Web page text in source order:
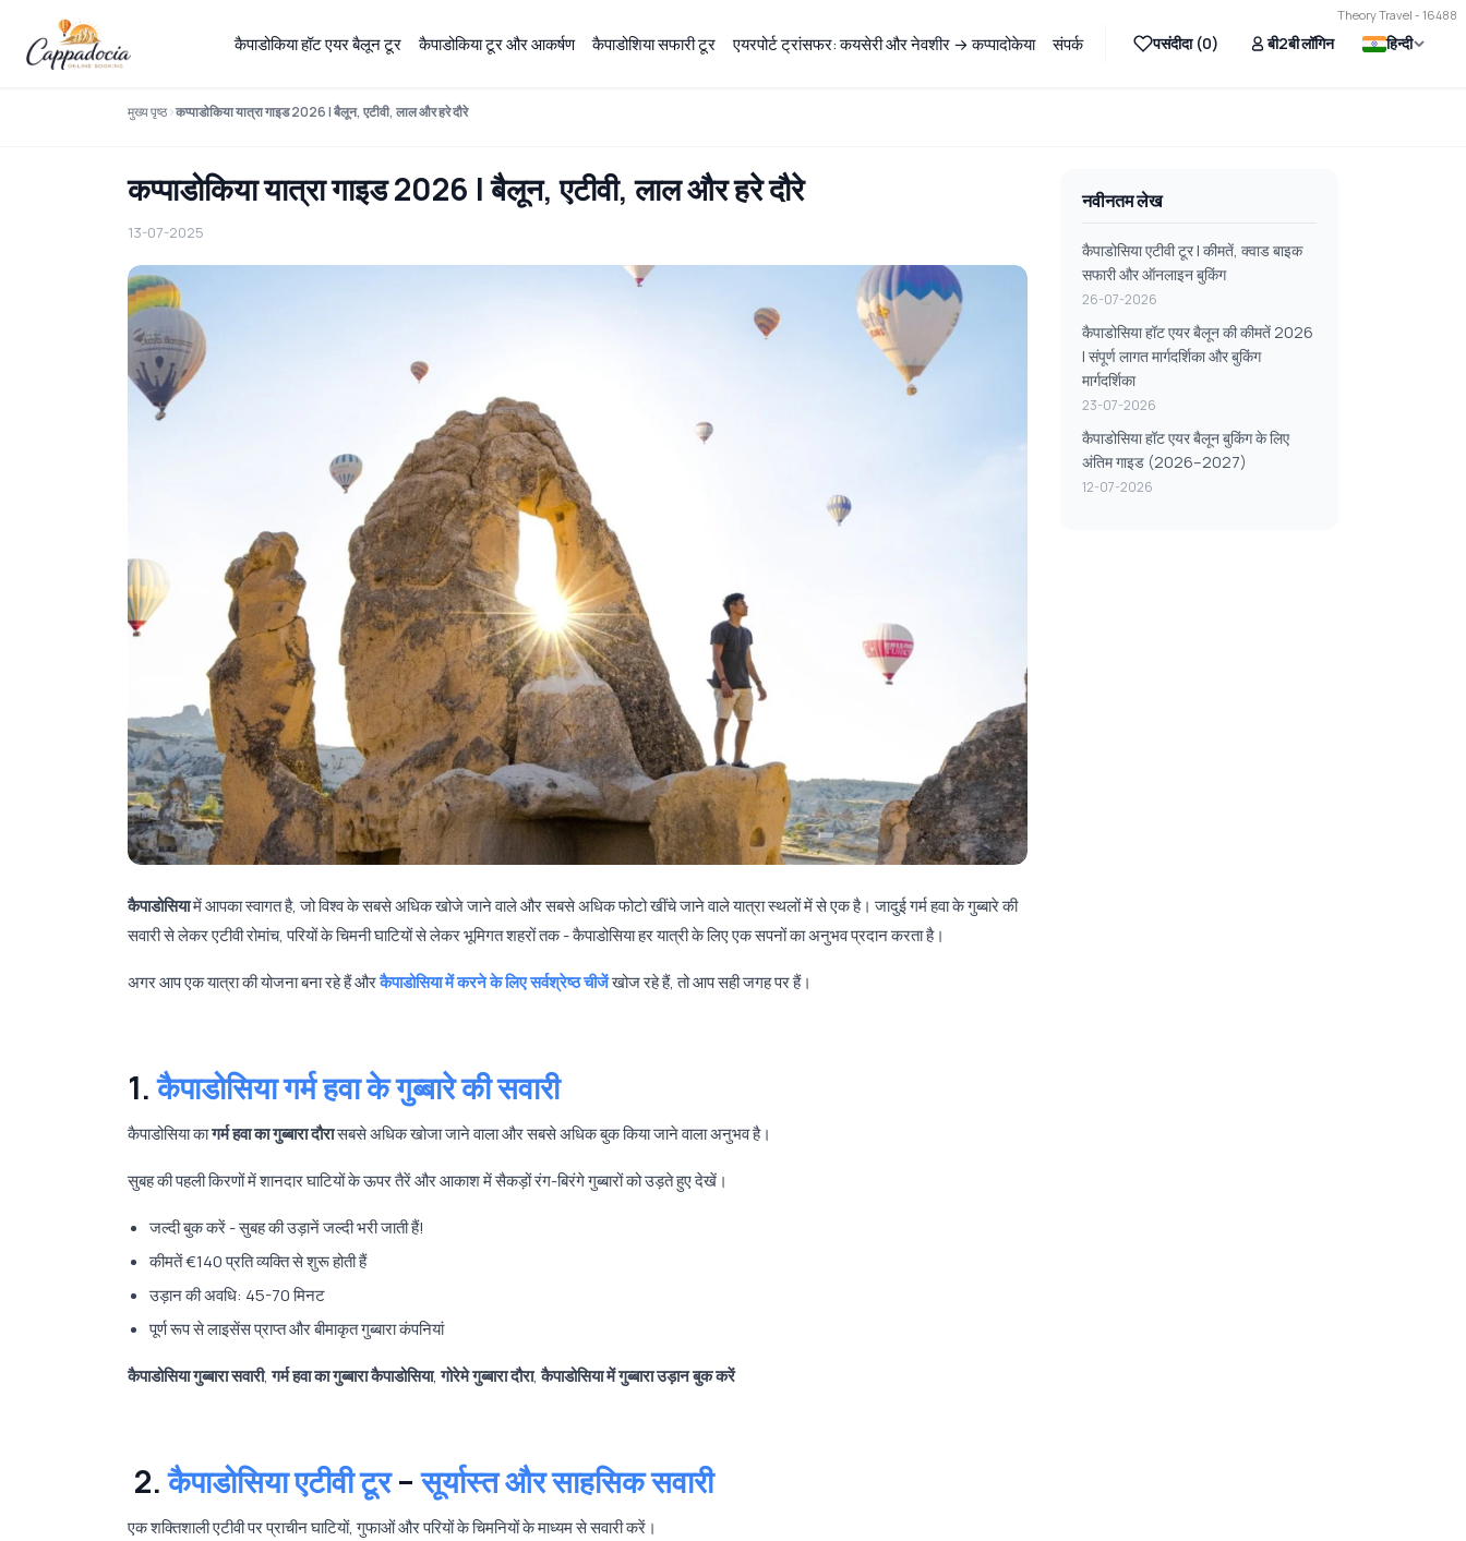
Theory Travel - 16488
कैपाडोकिया हॉट एयर बैलून टूर कैपाडोकिया टूर और आकर्षण कैपाडोशिया सफारी टूर एयरपोर्ट ट्रांसफर: कयसेरी और नेवशीर → कप्पादोकेया संपर्क पसंदीदा (0) बी2बी लॉगिन हिन्दी
मुख्य पृष्ठ कप्पाडोकिया यात्रा गाइड 2026 | बैलून, एटीवी, लाल और हरे दौरे
कप्पाडोकिया यात्रा गाइड 2026 | बैलून, एटीवी, लाल और हरे दौरे
13-07-2025
कैपाडोसियामें आपका स्वागत है, जो विश्व के सबसे अधिक खोजे जाने वाले और सबसे अधिक फोटो खींचे जाने वाले यात्रा स्थलों में से एक है। जादुई गर्म हवा के गुब्बारे की
सवारी से लेकर एटीवी रोमांच, परियों के चिमनी घाटियों से लेकर भूमिगत शहरों तक - कैपाडोसिया हर यात्री के लिए एक सपनों का अनुभव प्रदान करता है।
अगर आप एक यात्रा की योजना बना रहे हैं औरकैपाडोसिया में करने के लिए सर्वश्रेष्ठ चीजेंखोज रहे हैं, तो आप सही जगह पर हैं।
1.कैपाडोसिया गर्म हवा के गुब्बारे की सवारी
कैपाडोसिया कागर्म हवा का गुब्बारा दौरासबसे अधिक खोजा जाने वाला और सबसे अधिक बुक किया जाने वाला अनुभव है।
सुबह की पहली किरणों में शानदार घाटियों के ऊपर तैरें और आकाश में सैकड़ों रंग-बिरंगे गुब्बारों को उड़ते हुए देखें।
जल्दी बुक करें - सुबह की उड़ानें जल्दी भरी जाती हैं!
कीमतें €140 प्रति व्यक्ति से शुरू होती हैं
उड़ान की अवधि: 45-70 मिनट
पूर्ण रूप से लाइसेंस प्राप्त और बीमाकृत गुब्बारा कंपनियां
कैपाडोसिया गुब्बारा सवारी,गर्म हवा का गुब्बारा कैपाडोसिया,गोरेमे गुब्बारा दौरा,कैपाडोसिया में गुब्बारा उड़ान बुक करें
2.कैपाडोसिया एटीवी टूर–सूर्यास्त और साहसिक सवारी
एक शक्तिशाली एटीवी पर प्राचीन घाटियों, गुफाओं और परियों के चिमनियों के माध्यम से सवारी करें।
नवीनतम लेख
कैपाडोसिया एटीवी टूर | कीमतें, क्वाड बाइक
सफारी और ऑनलाइन बुकिंग
26-07-2026
कैपाडोसिया हॉट एयर बैलून की कीमतें 2026
| संपूर्ण लागत मार्गदर्शिका और बुकिंग
मार्गदर्शिका
23-07-2026
कैपाडोसिया हॉट एयर बैलून बुकिंग के लिए
अंतिम गाइड (2026–2027)
12-07-2026